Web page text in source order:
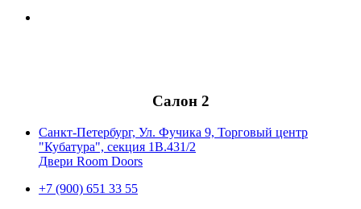
Салон 2
Санкт-Петербург, Ул. Фучика 9, Торговый центр
"Кубатура", секция 1В.431/2
Двери Room Doors
+7 (900) 651 33 55